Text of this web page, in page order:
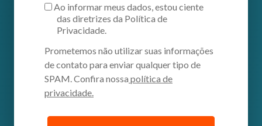
Ao informar meus dados, estou ciente
das diretrizes da Política de
Privacidade.
Prometemos não utilizar suas informações
de contato para enviar qualquer tipo de
SPAM. Confira nossa política de
privacidade.